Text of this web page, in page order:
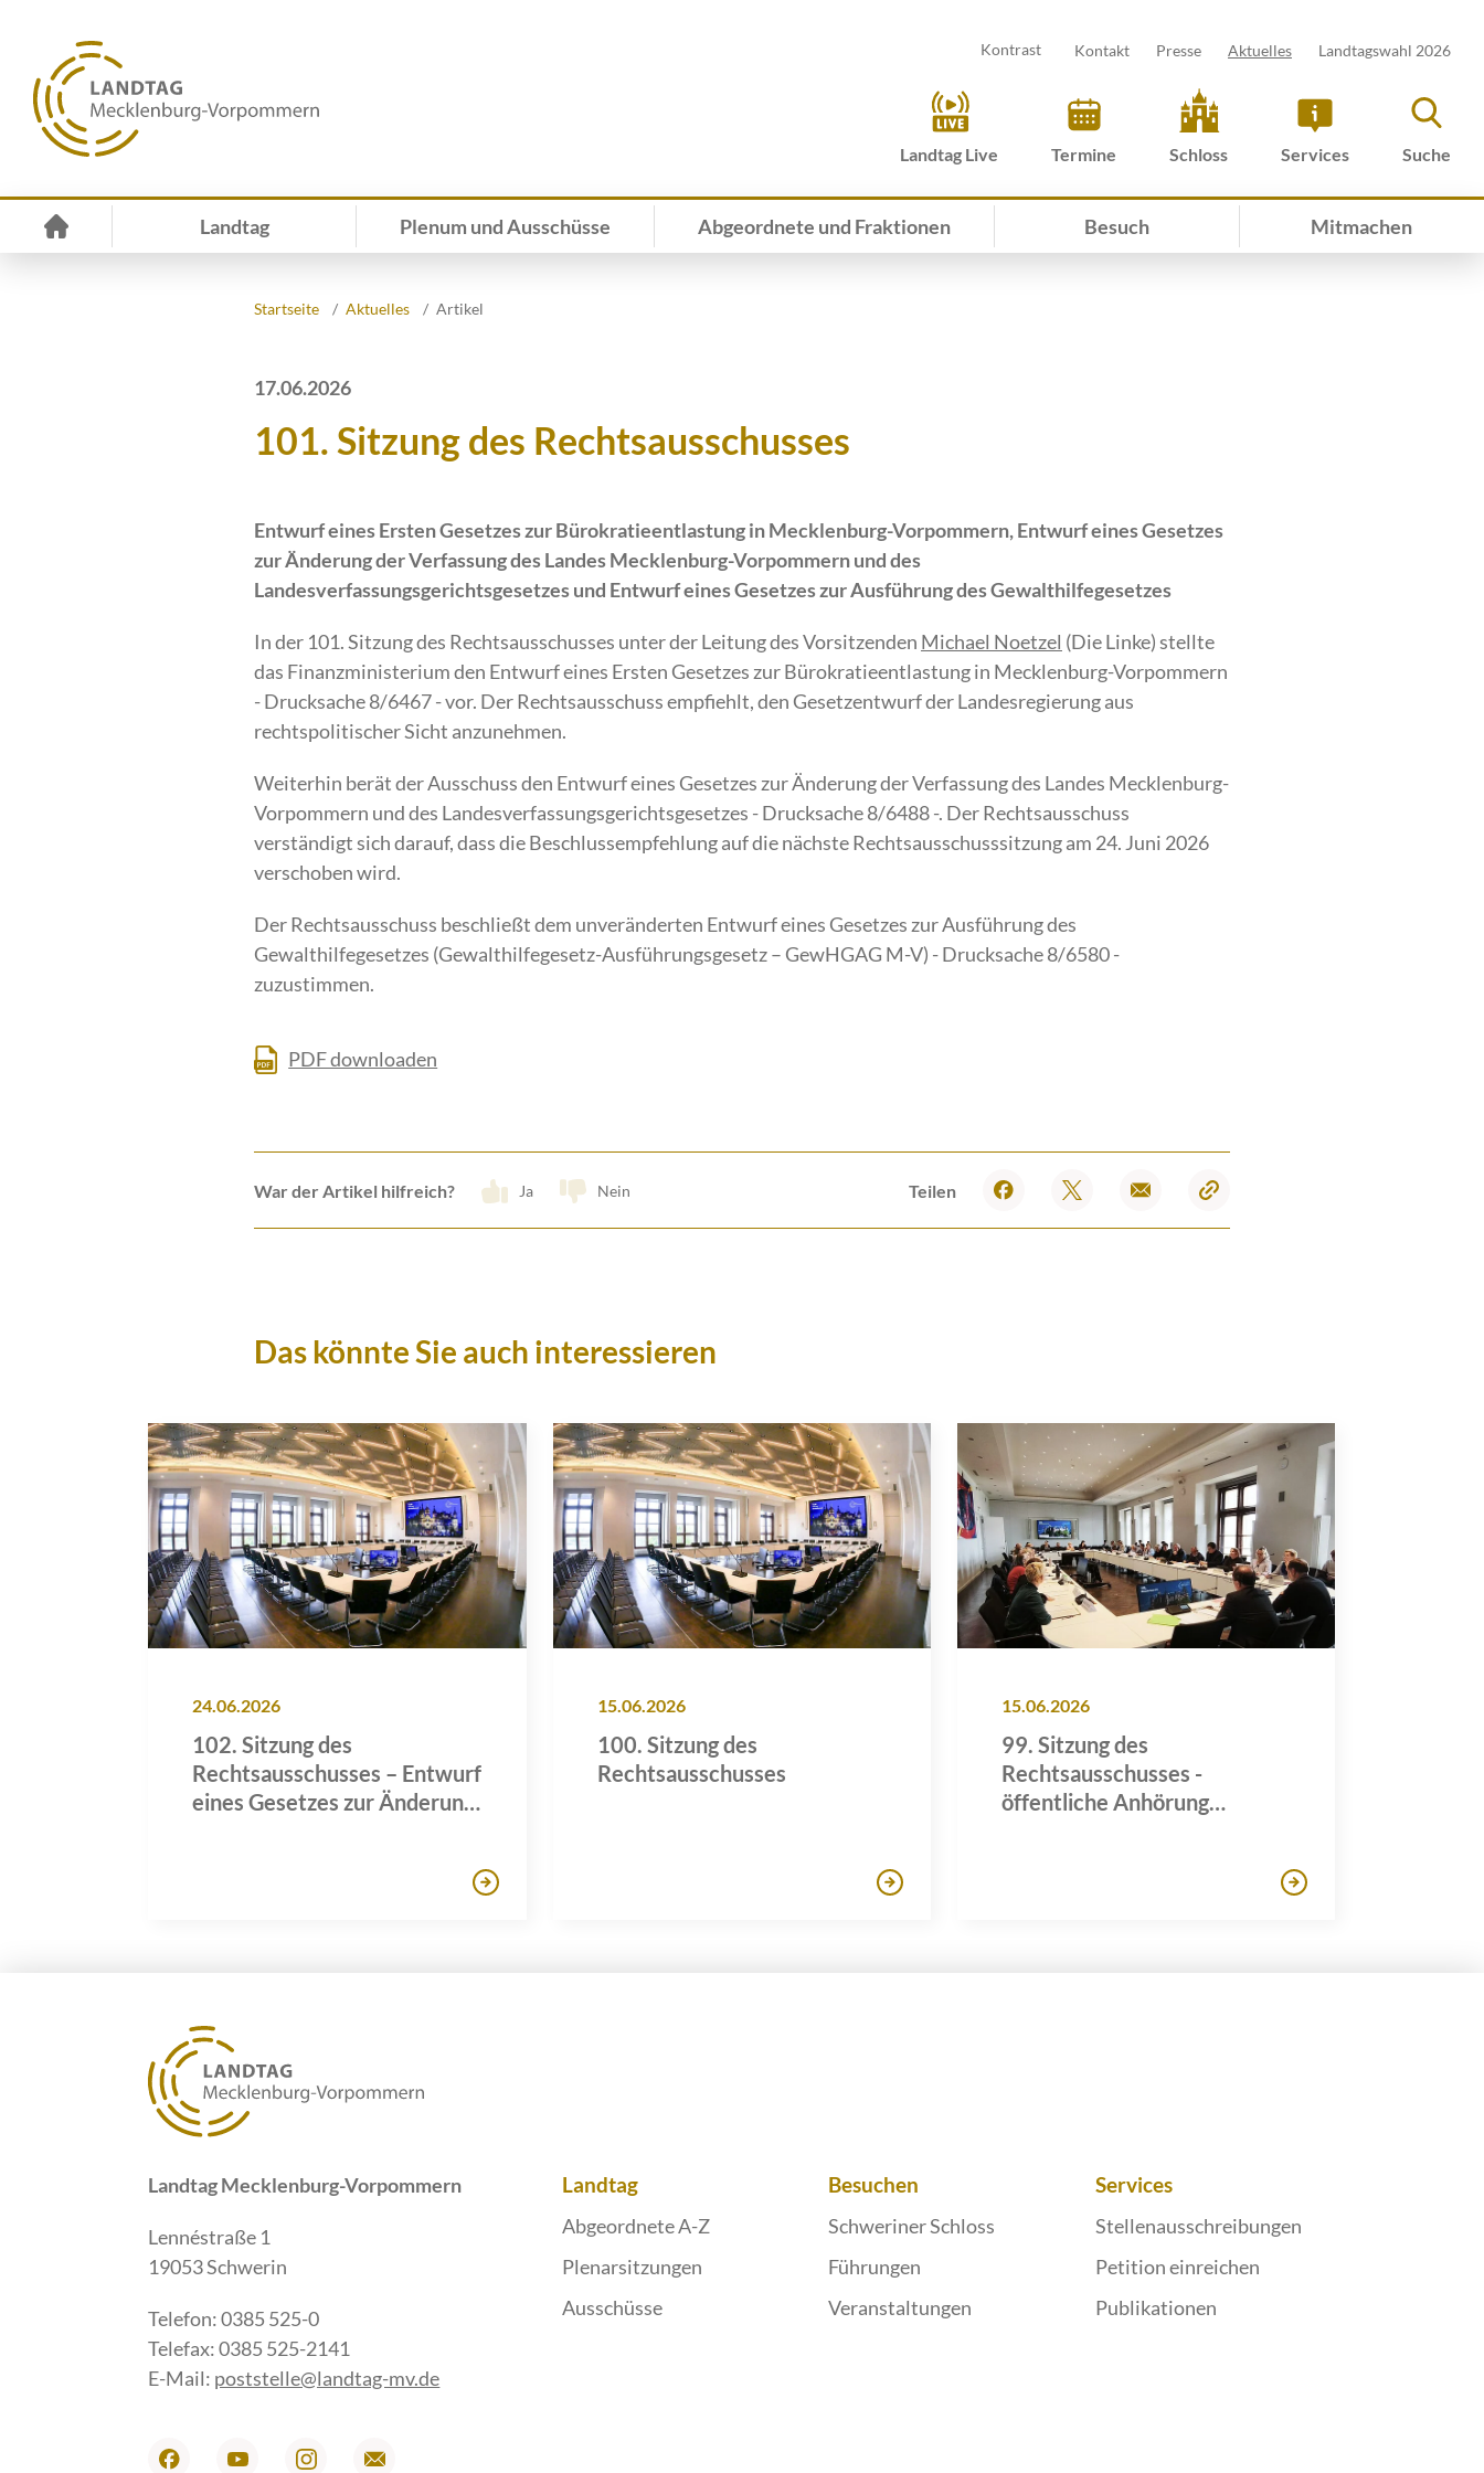
Kontrast Kontakt Presse Aktuelles Landtagswahl 2026
Landtag Live Termine Schloss Services Suche
Landtag Plenum und Ausschüsse Abgeordnete und Fraktionen Besuch Mitmachen
Startseite Aktuelles Artikel
17.06.2026
101. Sitzung des Rechtsausschusses
Entwurf eines Ersten Gesetzes zur Bürokratieentlastung in Mecklenburg-Vorpommern, Entwurf eines Gesetzes
zur Änderung der Verfassung des Landes Mecklenburg-Vorpommern und des
Landesverfassungsgerichtsgesetzes und Entwurf eines Gesetzes zur Ausführung des Gewalthilfegesetzes
In der 101. Sitzung des Rechtsausschusses unter der Leitung des Vorsitzenden Michael Noetzel (Die Linke) stellte
das Finanzministerium den Entwurf eines Ersten Gesetzes zur Bürokratieentlastung in Mecklenburg-Vorpommern
- Drucksache 8/6467 - vor. Der Rechtsausschuss empfiehlt, den Gesetzentwurf der Landesregierung aus
rechtspolitischer Sicht anzunehmen.
Weiterhin berät der Ausschuss den Entwurf eines Gesetzes zur Änderung der Verfassung des Landes Mecklenburg-
Vorpommern und des Landesverfassungsgerichtsgesetzes - Drucksache 8/6488 -. Der Rechtsausschuss
verständigt sich darauf, dass die Beschlussempfehlung auf die nächste Rechtsausschusssitzung am 24. Juni 2026
verschoben wird.
Der Rechtsausschuss beschließt dem unveränderten Entwurf eines Gesetzes zur Ausführung des
Gewalthilfegesetzes (Gewalthilfegesetz-Ausführungsgesetz – GewHGAG M-V) - Drucksache 8/6580 -
zuzustimmen.
PDF downloaden
War der Artikel hilfreich? Ja Nein Teilen
Das könnte Sie auch interessieren
24.06.2026
102. Sitzung des
Rechtsausschusses – Entwurf
eines Gesetzes zur Änderung
15.06.2026
100. Sitzung des
Rechtsausschusses
15.06.2026
99. Sitzung des
Rechtsausschusses -
öffentliche Anhörung
Landtag Mecklenburg-Vorpommern
Lennéstraße 1
19053 Schwerin
Telefon: 0385 525-0
Telefax: 0385 525-2141
E-Mail: poststelle@landtag-mv.de
Landtag
Abgeordnete A-Z
Plenarsitzungen
Ausschüsse
Besuchen
Schweriner Schloss
Führungen
Veranstaltungen
Services
Stellenausschreibungen
Petition einreichen
Publikationen